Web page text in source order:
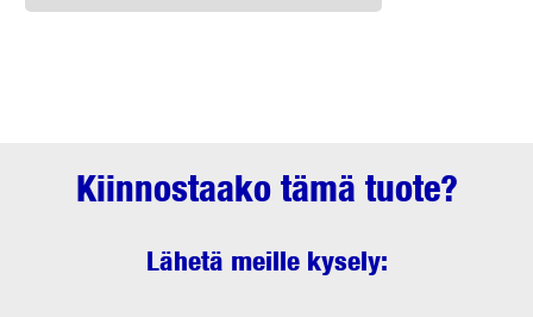
Kiinnostaako tämä tuote?
Lähetä meille kysely: